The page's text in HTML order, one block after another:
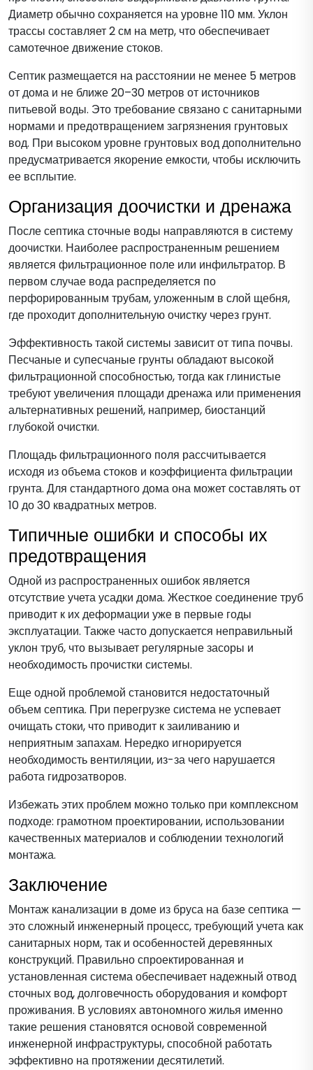
Диаметр обычно сохраняется на уровне 110 мм. Уклон
трассы составляет 2 см на метр, что обеспечивает
самотечное движение стоков.
Септик размещается на расстоянии не менее 5 метров
от дома и не ближе 20–30 метров от источников
питьевой воды. Это требование связано с санитарными
нормами и предотвращением загрязнения грунтовых
вод. При высоком уровне грунтовых вод дополнительно
предусматривается якорение емкости, чтобы исключить
ее всплытие.
Организация доочистки и дренажа
После септика сточные воды направляются в систему
доочистки. Наиболее распространенным решением
является фильтрационное поле или инфильтратор. В
первом случае вода распределяется по
перфорированным трубам, уложенным в слой щебня,
где проходит дополнительную очистку через грунт.
Эффективность такой системы зависит от типа почвы.
Песчаные и супесчаные грунты обладают высокой
фильтрационной способностью, тогда как глинистые
требуют увеличения площади дренажа или применения
альтернативных решений, например, биостанций
глубокой очистки.
Площадь фильтрационного поля рассчитывается
исходя из объема стоков и коэффициента фильтрации
грунта. Для стандартного дома она может составлять от
10 до 30 квадратных метров.
Типичные ошибки и способы их
предотвращения
Одной из распространенных ошибок является
отсутствие учета усадки дома. Жесткое соединение труб
приводит к их деформации уже в первые годы
эксплуатации. Также часто допускается неправильный
уклон труб, что вызывает регулярные засоры и
необходимость прочистки системы.
Еще одной проблемой становится недостаточный
объем септика. При перегрузке система не успевает
очищать стоки, что приводит к заиливанию и
неприятным запахам. Нередко игнорируется
необходимость вентиляции, из-за чего нарушается
работа гидрозатворов.
Избежать этих проблем можно только при комплексном
подходе: грамотном проектировании, использовании
качественных материалов и соблюдении технологий
монтажа.
Заключение
Монтаж канализации в доме из бруса на базе септика —
это сложный инженерный процесс, требующий учета как
санитарных норм, так и особенностей деревянных
конструкций. Правильно спроектированная и
установленная система обеспечивает надежный отвод
сточных вод, долговечность оборудования и комфорт
проживания. В условиях автономного жилья именно
такие решения становятся основой современной
инженерной инфраструктуры, способной работать
эффективно на протяжении десятилетий.